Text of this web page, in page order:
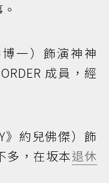
一）飾演神神
成員，經
》約兒佛傑）飾
多，在坂本退休